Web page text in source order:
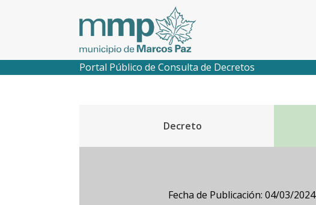
Portal Público de Consulta de Decretos
Decreto
Fecha de Publicación: 04/03/2024